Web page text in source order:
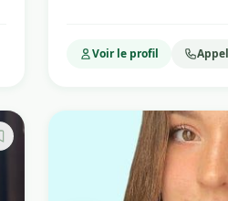
Voir le profil